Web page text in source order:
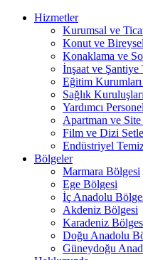
Hizmetler
Kurumsal ve
Konut ve
Konaklama ve
İnşaat ve
Eğitim
Sağlık
Yardımcı
Apartman ve
Film ve Dizi
Endüstriyel
Bölgeler
Marmara Bölgesi
Ege Bölgesi
İç Anadolu
Akdeniz Bölgesi
Karadeniz
Doğu Anadolu
Güneydoğu